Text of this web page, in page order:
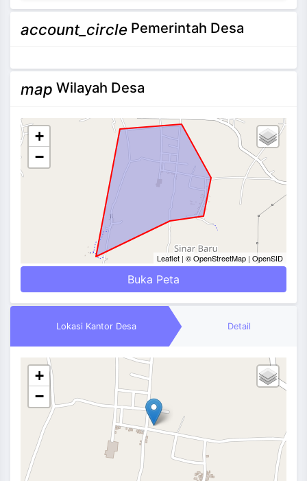
account_circle Pemerintah Desa
NEVI VILANTI, S.Kom
Bendahara Pekon
map Wilayah Desa
+
−
Leaflet| © OpenStreetMap| OpenSID
Buka Peta
Lokasi Kantor Desa Detail
+
−